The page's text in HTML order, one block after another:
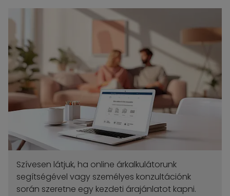
Szívesen látjuk, ha online árkalkulátorunk
segítségével vagy személyes konzultációnk
során szeretne egy kezdeti árajánlatot kapni.